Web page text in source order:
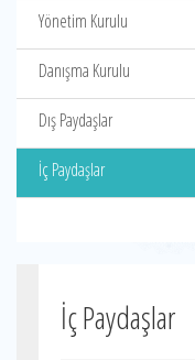
Yönetim Kurulu
Danışma Kurulu
Dış Paydaşlar
İç Paydaşlar
İç Paydaşlar